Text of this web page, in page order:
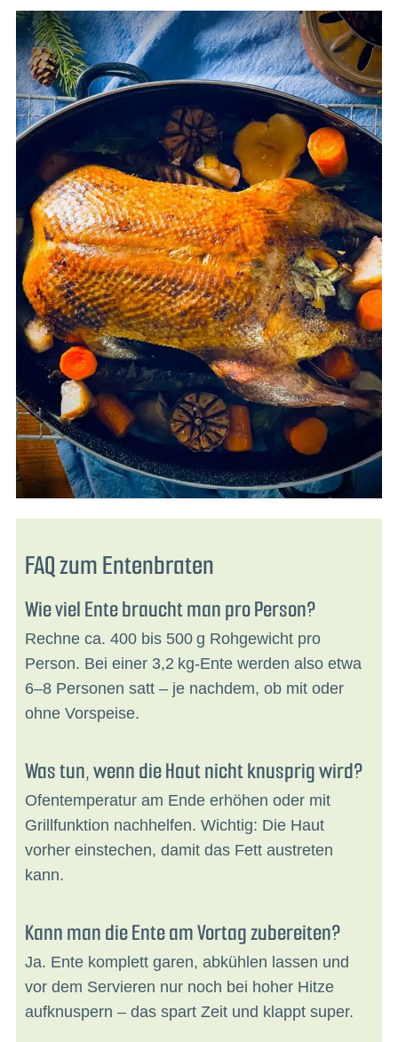
FAQ zum Entenbraten
Wie viel Ente braucht man pro Person?
Rechne ca. 400 bis 500 g Rohgewicht pro
Person. Bei einer 3,2 kg-Ente werden also etwa
6–8 Personen satt – je nachdem, ob mit oder
ohne Vorspeise.
Was tun, wenn die Haut nicht knusprig wird?
Ofentemperatur am Ende erhöhen oder mit
Grillfunktion nachhelfen. Wichtig: Die Haut
vorher einstechen, damit das Fett austreten
kann.
Kann man die Ente am Vortag zubereiten?
Ja. Ente komplett garen, abkühlen lassen und
vor dem Servieren nur noch bei hoher Hitze
aufknuspern – das spart Zeit und klappt super.